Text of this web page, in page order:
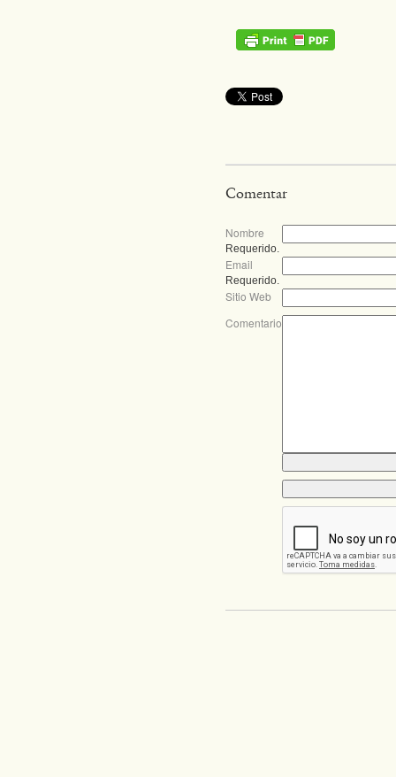
Comentar
Nombre
Requerido.
Email
Requerido.
Sitio Web
Comentario